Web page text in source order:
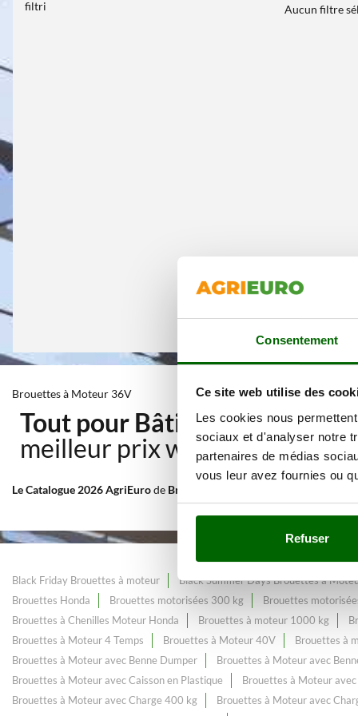
Consentement
Ce site web utilise des
Les cookies nous
sociaux et d'analyser notre
partenaires de médias
vous leur avez fournies ou
Refuser
filtri Aucun filtre
Brouettes à Moteur 36V
Tout pour Bâtiment et
meilleur prix web.
Le Catalogue 2026 AgriEurode Brouettes à Moteur 36V
Black Friday Brouettes à moteur
Black Summer Days Brouettes à
Brouettes Honda
Brouettes motorisées 300 kg
Brouettes
Brouettes à Chenilles Moteur Honda
Brouettes à moteur 1000 kg
Brouettes à Moteur 4 Temps
Brouettes à Moteur 40V
Brouettes à
Brouettes à Moteur avec Benne Dumper
Brouettes à Moteur avec
Brouettes à Moteur avec Caisson en Plastique
Brouettes à Moteur
Brouettes à Moteur avec Charge 400 kg
Brouettes à Moteur avec